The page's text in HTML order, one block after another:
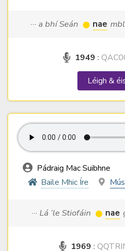
··· a bhí Seán nae
1949 :
Léigh &
Pádraig Mac Suibhne
Baile Mhic Íre
··· Lá ’le Stiofáin nae
1969 :